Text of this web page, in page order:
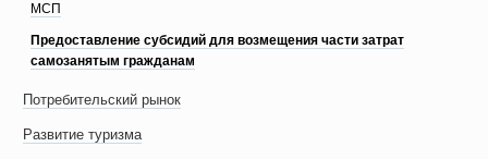
МСП
Предоставление субсидий для возмещения части затрат
самозанятым гражданам
Потребительский рынок
Развитие туризма